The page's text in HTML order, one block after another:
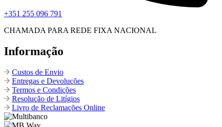
+351 255 096 791
CHAMADA PARA REDE FIXA NACIONAL
Informação
Custos de Envio
Entregas e Devoluções
Termos e Condições
Resolução de Litígios
Livro de Reclamações Online